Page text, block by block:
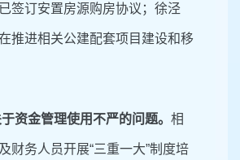
签订安置房源购房协议；徐泾
推进相关公建配套项目建设和移
资金管理使用不严的问题。 相
财务人员开展“三重一大”制度培